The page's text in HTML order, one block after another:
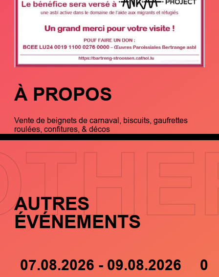
À PROPOS
Vente de beignets de carnaval, biscuits, gaufrettes
roulées, confitures, & décos
AUTRES
ÉVÉNEMENTS
07.08.2026 - 09.08.2026